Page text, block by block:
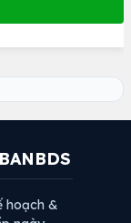
hoạch &